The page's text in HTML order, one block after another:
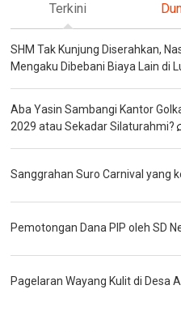
Terkini
SHM Tak Kunjung Diserahkan,
Mengaku Dibebani Biaya Lain di
Aba Yasin Sambangi Kantor
2029 atau Sekadar Silaturahmi?
Sanggrahan Suro Carnival yang
Pemotongan Dana PIP oleh SD
Pagelaran Wayang Kulit di Desa